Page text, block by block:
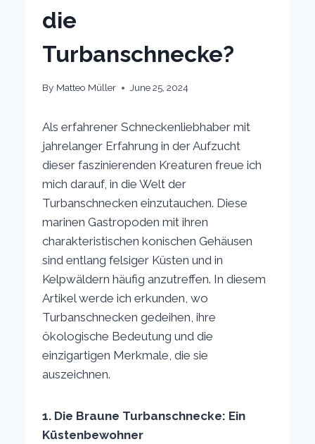
die
Turbanschnecke?
By Matteo Müller June 25, 2024
Als erfahrener Schneckenliebhaber mit
jahrelanger Erfahrung in der Aufzucht
dieser faszinierenden Kreaturen freue ich
mich darauf, in die Welt der
Turbanschnecken einzutauchen. Diese
marinen Gastropoden mit ihren
charakteristischen konischen Gehäusen
sind entlang felsiger Küsten und in
Kelpwäldern häufig anzutreffen. In diesem
Artikel werde ich erkunden, wo
Turbanschnecken gedeihen, ihre
ökologische Bedeutung und die
einzigartigen Merkmale, die sie
auszeichnen.
1. Die Braune Turbanschnecke: Ein
Küstenbewohner